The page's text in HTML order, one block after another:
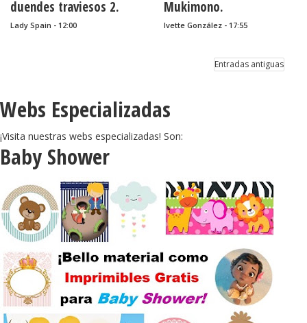
duendes traviesos 2.
Lady Spain - 12:00
Mukimono.
Ivette González - 17:55
Entradas antiguas
Webs Especializadas
¡Visita nuestras webs especializadas! Son:
Baby Shower